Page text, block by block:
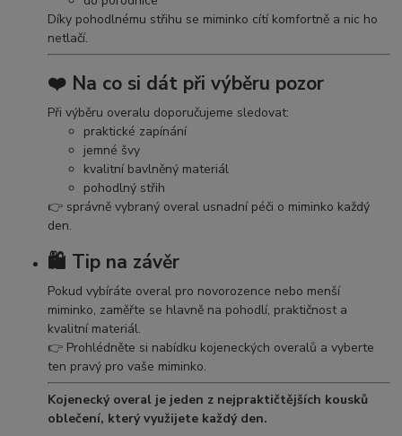
Díky pohodlnému střihu se miminko cítí komfortně a nic ho
netlačí.
❤️ Na co si dát při výběru pozor
Při výběru overalu doporučujeme sledovat:
praktické zapínání
jemné švy
kvalitní bavlněný materiál
pohodlný střih
👉 správně vybraný overal usnadní péči o miminko každý
den.
🛍️ Tip na závěr
Pokud vybíráte overal pro novorozence nebo menší
miminko, zaměřte se hlavně na pohodlí, praktičnost a
kvalitní materiál.
👉 Prohlédněte si nabídku kojeneckých overalů a vyberte
ten pravý pro vaše miminko.
Kojenecký overal je jeden z nejpraktičtějších kousků
oblečení, který využijete každý den.